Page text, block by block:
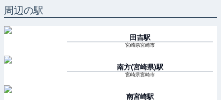
周辺の駅
田吉駅
宮崎県宮崎市
南方(宮崎県)駅
宮崎県宮崎市
南宮崎駅